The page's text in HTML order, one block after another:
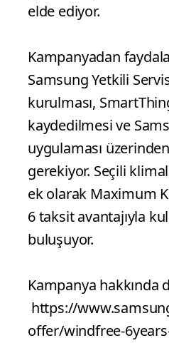
elde ediyor.
Kampanyadan
Samsung Yetkili
kurulması,
kaydedilmesi ve
uygulaması
gerekiyor. Seçili
ek olarak Maximum
6 taksit avantajıyla
buluşuyor.
Kampanya hakkında
https://
offer/windfree-